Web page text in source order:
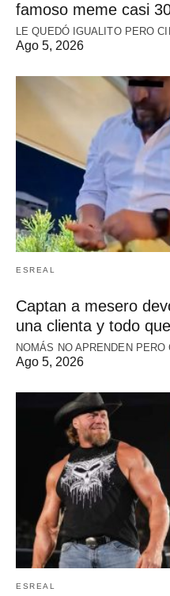
famoso meme casi
LE QUEDÓ IGUALITO PERO
Ago 5, 2026
ESREAL
Captan a mesero
una clienta y todo
NOMÁS NO APRENDEN PERO
Ago 5, 2026
ESREAL